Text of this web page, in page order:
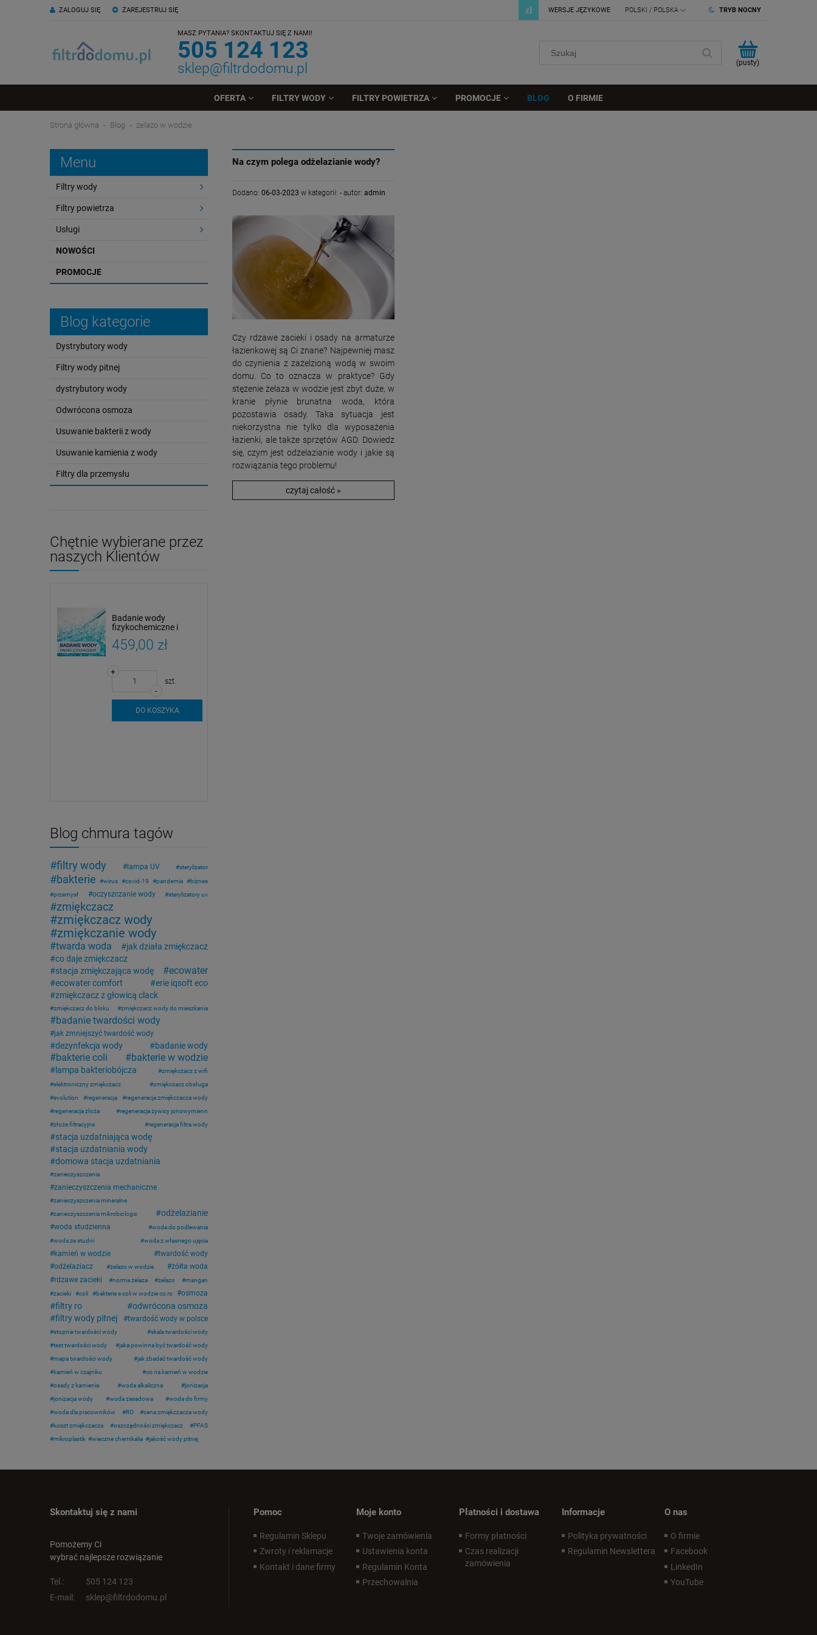
ZAREJESTRUJ SIĘ
ZALOGUJ SIĘ TRYB NOCNY
WERSJE JĘZYKOWE
MASZ PYTANIA? SKONTAKTUJ SIĘ Z NAMI!
505 124 123
sklep@filtrdodomu.pl (pusty)
OFERTA FILTRY WODY FILTRY POWIETRZA PROMOCJE BLOG O FIRMIE
Strona główna Blog żelazo w wodzie
Menu
Filtry wody
Filtry powietrza
Usługi
NOWOŚCI
PROMOCJE
Blog kategorie
Dystrybutory wody
Filtry wody pitnej
dystrybutory wody
Odwrócona osmoza
Usuwanie bakterii z wody
Usuwanie kamienia z wody
Filtry dla przemysłu
Chętnie wybierane przez
naszych Klientów
Badanie wody
fizykochemiczne i
Pobór próbek i analiza
459,00 zł
-
+
szt.
DO KOSZYKA
Blog chmura tagów
filtry wody lampa UV sterylizator
bakterie wirus covid-19 pandemia
biznes
przemysł
oczyszczanie wody sterylizatory uv
zmiękczacz
zmiękczacz wody
zmiękczanie wody
twarda woda
jak działa zmiękczacz
co daje zmiękczacz
stacja zmiękczająca wodę
ecowater
ecowater comfort
erie iqsoft eco
zmiękczacz z głowicą clack
zmiękczacz do bloku zmiękczacz wody do mieszkania
badanie twardości wody
jak zmniejszyć twardość wody
dezynfekcja wody badanie wody
bakterie coli bakterie w wodzie
lampa bakteriobójcza
zmiękczacz z wifi
elektroniczny zmiękczacz
zmiękczacz obsługa
evolution
regeneracja
regeneracja zmiękczacza wody
regeneracja złoża
regeneracja żywicy jonowymienn
złoże filtracyjne
regeneracja filtra wody
stacja uzdatniająca wodę
stacja uzdatniania wody
domowa stacja uzdatniania
zanieczyszczenia
zanieczyszczenia mechaniczne
zanieczyszczenia mineralne
zanieczyszczenia mikrobiologic
odżelazianie
woda studzienna
woda do podlewania
woda ze studni
woda z własnego ujęcia
kamień w wodzie
twardość wody
odżelaziacz
żelazo w wodzie
żółta woda
rdzawe zacieki
norma żelaza żelazo
mangan
zacieki
coli bakterie e coli w wodzie co ro osmoza
filtry ro
odwrócona osmoza
filtry wody pitnej
twardość wody w polsce
stopnie twardości wody
skala twardości wody
test twardości wody
jaka powinna być twardość wody
mapa twardości wody
jak zbadać twardość wody
kamień w czajniku
co na kamień w wodzie
osady z kamienia
woda alkaliczna
jonizacja
jonizacja wody
woda zasadowa
woda do firmy
woda dla pracowników
RO
cena zmiękczacza wody
koszt zmiękczacza
oszczędności zmiękczacz
PFAS
mikroplastik
wieczne chemikalia jakość wody pitnej
Na czym polega odżelazianie wody?
Dodano: 06-03-2023 w kategorii: - autor: admin
Czy rdzawe zacieki i osady na armaturze
łazienkowej są Ci znane? Najpewniej masz
do czynienia z zażelzioną wodą w swoim
domu. Co to oznacza w praktyce? Gdy
stężenie żelaza w wodzie jest zbyt duże, w
kranie płynie brunatna woda, która
pozostawia osady. Taka sytuacja jest
niekorzystna nie tylko dla wyposażenia
łazienki, ale także sprzętów AGD. Dowiedz
się, czym jest odżelazianie wody i jakie są
rozwiązania tego problemu!
czytaj całość »
Skontaktuj się z nami
Pomożemy Ci
wybrać najlepsze rozwiązanie
Tel.:
505 124 123
E-mail:
sklep@filtrdodomu.pl
Pomoc
Regulamin Sklepu
Zwroty i reklamacje
Kontakt i dane firmy
Moje konto
Twoje zamówienia
Ustawienia konta
Regulamin Konta
Przechowalnia
Płatności i dostawa
Formy płatności
Czas realizacji
zamówienia
Informacje
Polityka prywatności
Regulamin Newslettera
O nas
O firmie
Facebook
LinkedIn
YouTube